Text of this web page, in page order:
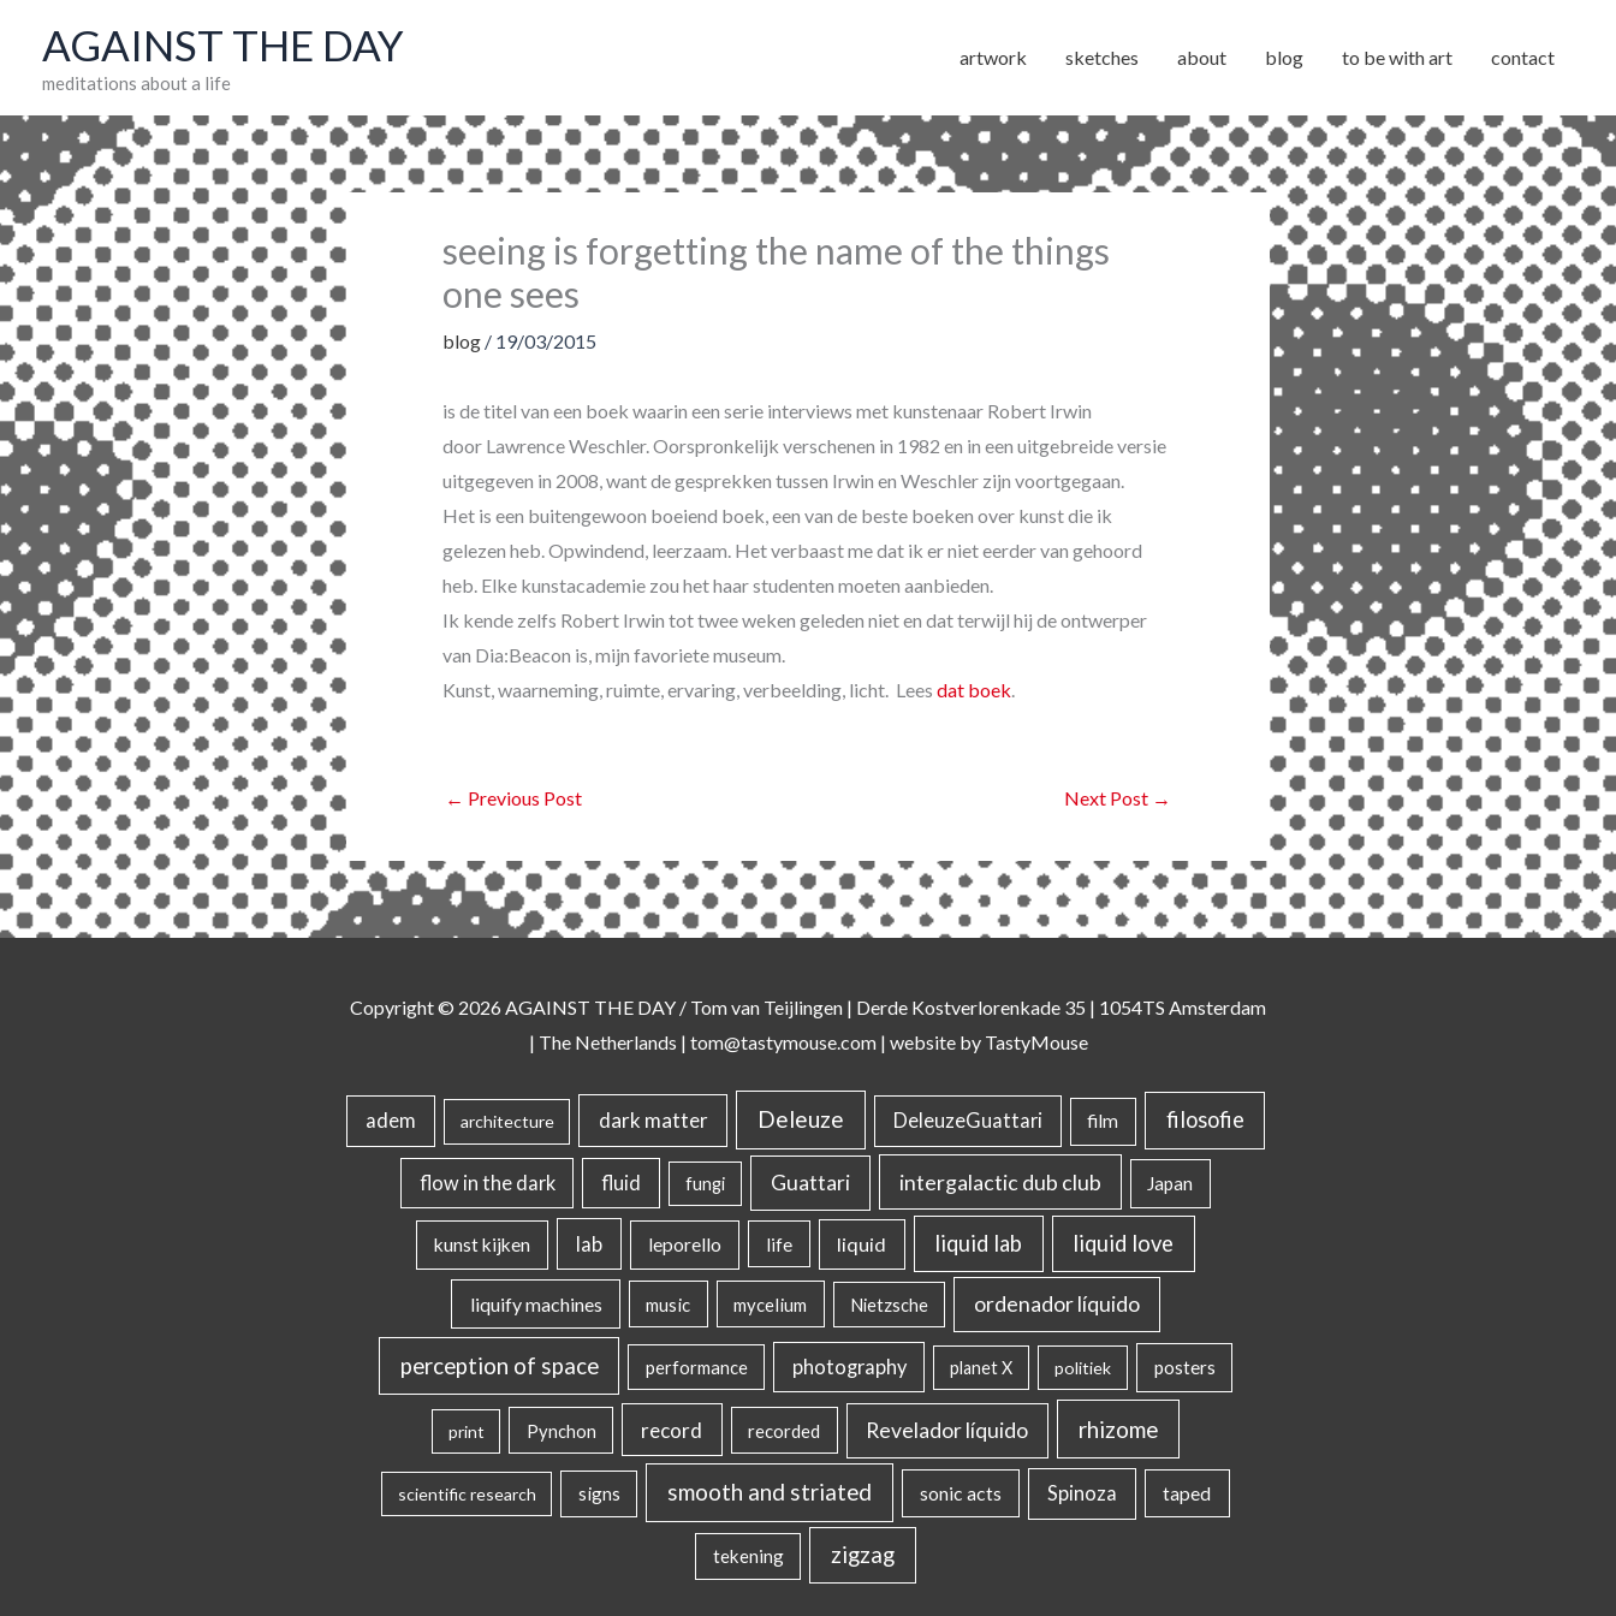
content
AGAINST THE DAY
meditations about a life
artwork sketches about blog to be with art contact
seeing is forgetting the name of the things
one sees
blog / 19/03/2015
is de titel van een boek waarin een serie interviews met kunstenaar Robert Irwin
door Lawrence Weschler. Oorspronkelijk verschenen in 1982 en in een uitgebreide versie
uitgegeven in 2008, want de gesprekken tussen Irwin en Weschler zijn voortgegaan.
Het is een buitengewoon boeiend boek, een van de beste boeken over kunst die ik
gelezen heb. Opwindend, leerzaam. Het verbaast me dat ik er niet eerder van gehoord
heb. Elke kunstacademie zou het haar studenten moeten aanbieden.
Ik kende zelfs Robert Irwin tot twee weken geleden niet en dat terwijl hij de ontwerper
van Dia:Beacon is, mijn favoriete museum.
Kunst, waarneming, ruimte, ervaring, verbeelding, licht. Lees dat boek.
← Previous Post Next Post →
Copyright © 2026 AGAINST THE DAY / Tom van Teijlingen | Derde Kostverlorenkade 35 | 1054TS Amsterdam
| The Netherlands | tom@tastymouse.com| website by TastyMouse
adem architecture dark matter Deleuze DeleuzeGuattari film filosofie
flow in the dark fluid fungi Guattari intergalactic dub club Japan
kunst kijken lab leporello life liquid liquid lab liquid love
liquify machines music mycelium Nietzsche ordenador líquido
perception of space performance photography planet X politiek posters
print Pynchon record recorded Revelador líquido rhizome
scientific research signs smooth and striated sonic acts Spinoza taped
tekening zigzag